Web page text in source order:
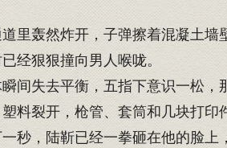
里轰然炸开，子弹擦着混凝土墙
经狠狠撞向男人喉咙。
间失去平衡，五指下意识一松，
料裂开，枪管、套筒和几块打印
秒，陆靳已经一拳砸在他的脸上